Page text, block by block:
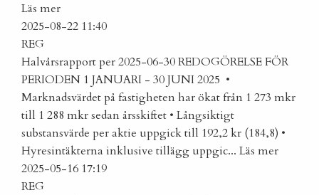
Läs mer
2025-08-22 11:40
REG
Halvårsrapport per 2025-06-30REDOGÖRELSE FÖR
PERIODEN 1 JANUARI - 30 JUNI 2025 •
Marknadsvärdet på fastigheten har ökat från 1 273 mkr
till 1 288 mkr sedan årsskiftet • Långsiktigt
substansvärde per aktie uppgick till 192,2 kr (184,8) •
Hyresintäkterna inklusive tillägg uppgic... Läs mer
2025-05-16 17:19
REG